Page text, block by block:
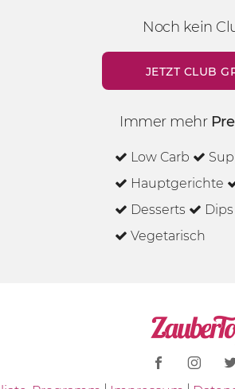
Noch kein
JETZT CLUB
Immer mehr
Low Carb
Hauptgerichte
Desserts
Vegetarisch